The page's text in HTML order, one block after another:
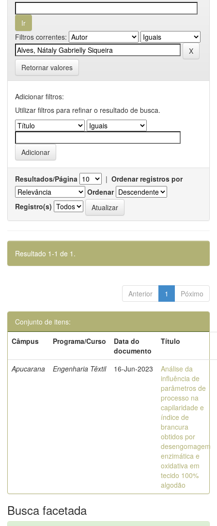
Filtros correntes:
Retornar valores
Adicionar filtros:
Utilizar filtros para refinar o resultado de busca.
Resultados/Página | Ordenar registros por
Ordenar
Registro(s)
Resultado 1-1 de 1.
Anterior 1 Póximo
Conjunto de itens:
Câmpus
Programa/Curso
Data do
documento
Título
Apucarana Engenharia Têxtil 16-Jun-2023
Análise da
influência de
parâmetros de
processo na
capilaridade e
índice de
brancura
obtidos por
desengomagem
enzimática e
oxidativa em
tecido 100%
algodão
Busca facetada